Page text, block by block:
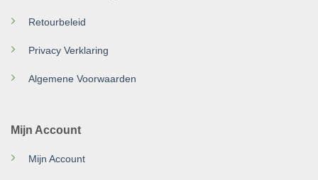
Retourbeleid
Privacy Verklaring
Algemene Voorwaarden
Mijn Account
Mijn Account